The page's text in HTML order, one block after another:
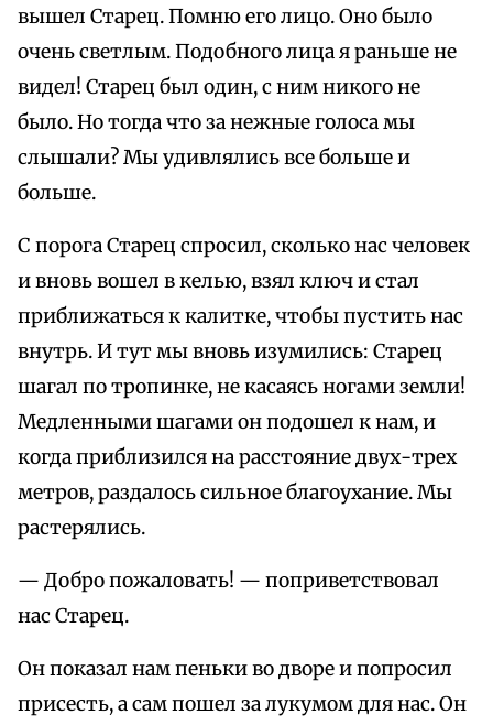
вышел Старец. Помню его лицо. Оно было
очень светлым. Подобного лица я раньше не
видел! Старец был один, с ним никого не
было. Но тогда что за нежные голоса мы
слышали? Мы удивлялись все больше и
больше.
С порога Старец спросил, сколько нас человек
и вновь вошел в келью, взял ключ и стал
приближаться к калитке, чтобы пустить нас
внутрь. И тут мы вновь изумились: Старец
шагал по тропинке, не касаясь ногами земли!
Медленными шагами он подошел к нам, и
когда приблизился на расстояние двух-трех
метров, раздалось сильное благоухание. Мы
растерялись.
— Добро пожаловать! — поприветствовал
нас Старец.
Он показал нам пеньки во дворе и попросил
присесть, а сам пошел за лукумом для нас. Он